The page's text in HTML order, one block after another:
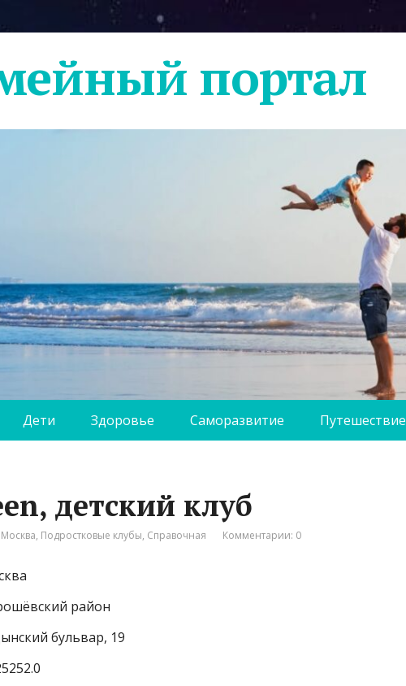
портал
Дети Здоровье Саморазвитие Путешествие
детский клуб
Москва, Подростковые клубы, Справочная Комментарии: 0
район
бульвар, 19